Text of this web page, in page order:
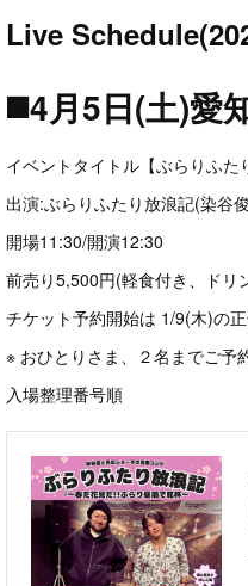
Live
◼️4月5日(土)愛
イベントタイトル【ぶらりふた
出演:ぶらりふたり放浪記(染谷
開場11:30/開演12:30
前売り5,500円(軽食付き、ドリ
チケット予約開始は 1/9(木)の
※ おひとりさま、２名までご予
入場整理番号順